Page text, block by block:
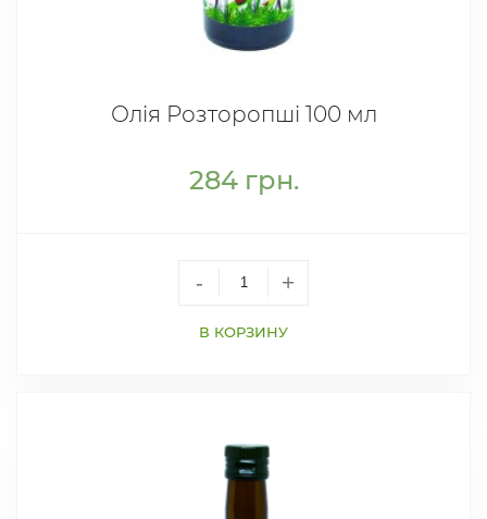
Олія Розторопші 100 мл
284грн.
- +
В КОРЗИНУ